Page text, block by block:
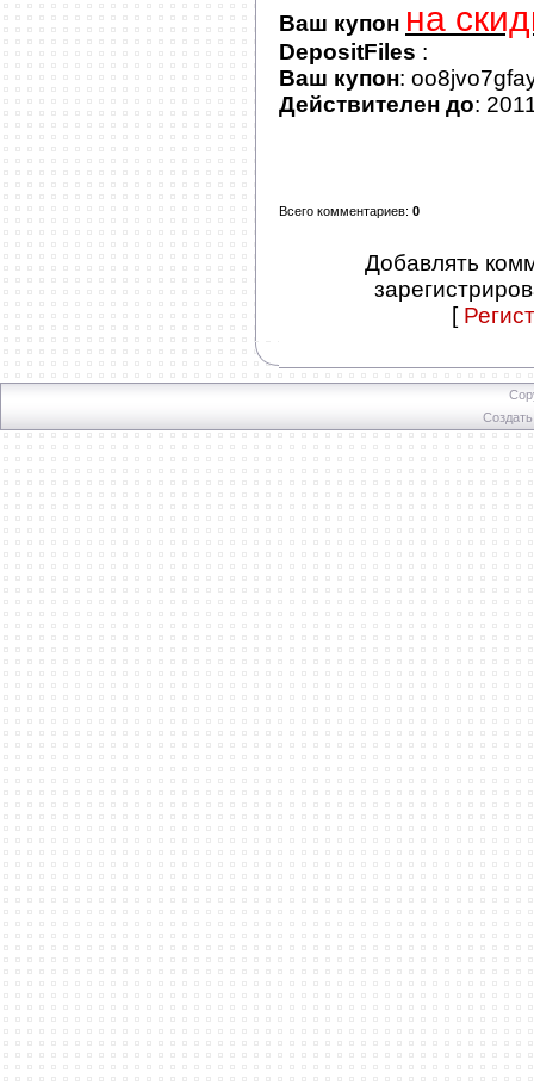
Ваш купон на
DepositFiles :
Ваш купон:
Действителен до:
Всего комментариев: 0
Добавлять
[